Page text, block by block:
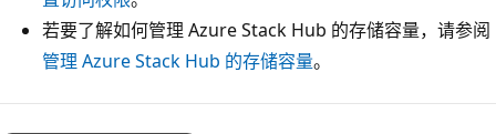
若要了解如何管理 Azure Stack Hub 的存储容量，请参阅
管理 Azure Stack Hub 的存储容量。